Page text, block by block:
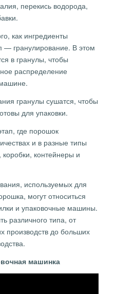
перекись водорода,
как ингредиенты
гранулирование. В этом
в гранулы, чтобы
распределение
гранулы сушатся, чтобы
для упаковки.
где порошок
и в разные типы
контейнеры и
используемых для
могут относиться
и упаковочные машины.
различного типа, от
до больших
машинка